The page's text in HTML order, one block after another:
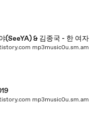
(SeeYA) & 김종국 - 한 여자
mp3music0u.sm.am
mp3music0u.sm.am